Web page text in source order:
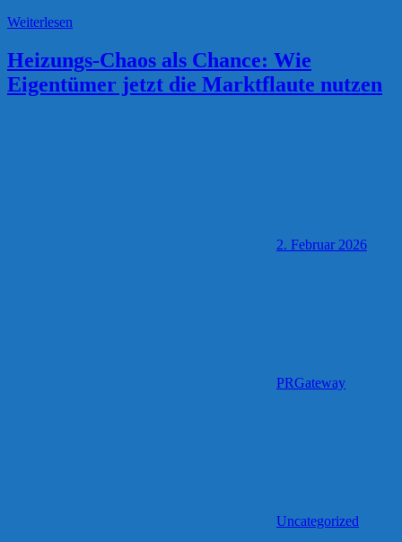
Weiterlesen
Heizungs-Chaos als Chance: Wie
Eigentümer jetzt die Marktflaute nutzen
2. Februar 2026
PRGateway
Uncategorized